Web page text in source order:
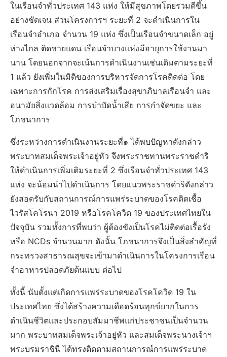
ในเรือนจำทั่วประเทศ 143 แห่ง ให้มีสุขภาพโดยรวมดีขึ้น
อย่างชัดเจน ส่วนโครงการฯ ระยะที่ 2 จะดำเนินการใน
เรือนจำอำเภอ จำนวน 19 แห่ง ซึ่งเป็นเรือนจำขนาดเล็ก อยู่
ห่างไกล ติดชายแดน เรือนจำบางแห่งมีอายุการใช้งานมา
นาน โดยนอกจากจะเน้นการดำเนินงานเช่นเดิมตามระยะที่
1 แล้ว ยังเพิ่มในมิติของการบริหารจัดการโรคติดต่อ โดย
เฉพาะการกักโรค การส่งเสริมเรื่องสุขาภิบาลเรือนจำ และ
อนามัยสิ่งแวดล้อม การบำบัดน้ำเสีย การกำจัดขยะ และ
โภชนาการ
ซึ่งระหว่างการดำเนินงานระยะที่๑ ได้พบปัญหาดังกล่าว
พระบาทสมเด็จพระเจ้าอยู่หัว จึงพระราชทานพระราชดำริ
ให้ดำเนินการเพิ่มเติมระยะที่ 2 ซึ่งเรือนจำทั่วประเทศ 143
แห่ง จะน้อมนำไปดำเนินการ โดยแนวพระราชดำริดังกล่าว
ยังสอดรับกับสถานการณ์การแพร่ระบาดของโรคติดเชื้อ
ไวรัสโคโรนา 2019 หรือโรคโควิด 19 ของประเทศไทยใน
ปัจจุบัน รวมทั้งการที่พบว่า ผู้ต้องขังเป็นโรคไม่ติดต่อเรื้อรัง
หรือ NCDs จำนวนมาก ดังนั้น โภชนาการจึงเป็นสิ่งสำคัญที่
กระทรวงสาธารณสุขจะเข้ามาดำเนินการในโครงการเรือน
จำอาหารปลอดภัยต้นแบบ ต่อไป
ทั้งนี้ นับตั้งแต่เกิดการแพร่ระบาดของโรคโควิด 19 ใน
ประเทศไทย ซึ่งได้สร้างความเดือดร้อนทุกข์ยากในการ
ดำเนินชีวิตและประกอบสัมมาชีพแก่ประชาชนเป็นจำนวน
มาก พระบาทสมเด็จพระเจ้าอยู่หัว และสมเด็จพระนางเจ้าฯ
พระบรมราชินี ได้ทรงติดตามสถานการณ์การแพร่ระบาด